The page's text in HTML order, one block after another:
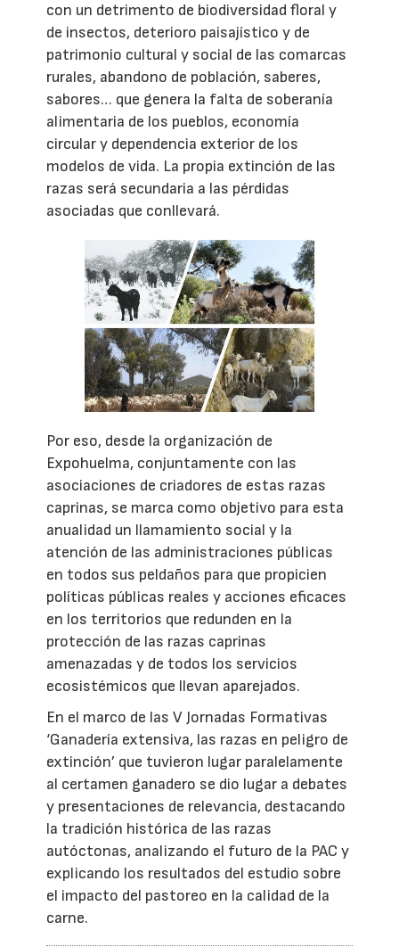
con un detrimento de biodiversidad floral y
de insectos, deterioro paisajístico y de
patrimonio cultural y social de las comarcas
rurales, abandono de población, saberes,
sabores… que genera la falta de soberanía
alimentaria de los pueblos, economía
circular y dependencia exterior de los
modelos de vida. La propia extinción de las
razas será secundaria a las pérdidas
asociadas que conllevará.
Por eso, desde la organización de
Expohuelma, conjuntamente con las
asociaciones de criadores de estas razas
caprinas, se marca como objetivo para esta
anualidad un llamamiento social y la
atención de las administraciones públicas
en todos sus peldaños para que propicien
políticas públicas reales y acciones eficaces
en los territorios que redunden en la
protección de las razas caprinas
amenazadas y de todos los servicios
ecosistémicos que llevan aparejados.
En el marco de las V Jornadas Formativas
‘Ganadería extensiva, las razas en peligro de
extinción’ que tuvieron lugar paralelamente
al certamen ganadero se dio lugar a debates
y presentaciones de relevancia, destacando
la tradición histórica de las razas
autóctonas, analizando el futuro de la PAC y
explicando los resultados del estudio sobre
el impacto del pastoreo en la calidad de la
carne.